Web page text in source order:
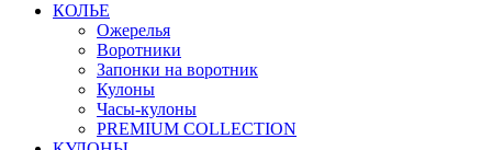
КОЛЬЕ
Ожерелья
Воротники
Запонки на воротник
Кулоны
Часы-кулоны
PREMIUM COLLECTION